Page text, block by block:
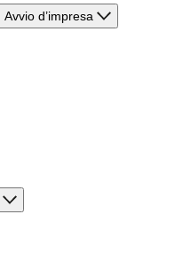
Avvio d’impresa